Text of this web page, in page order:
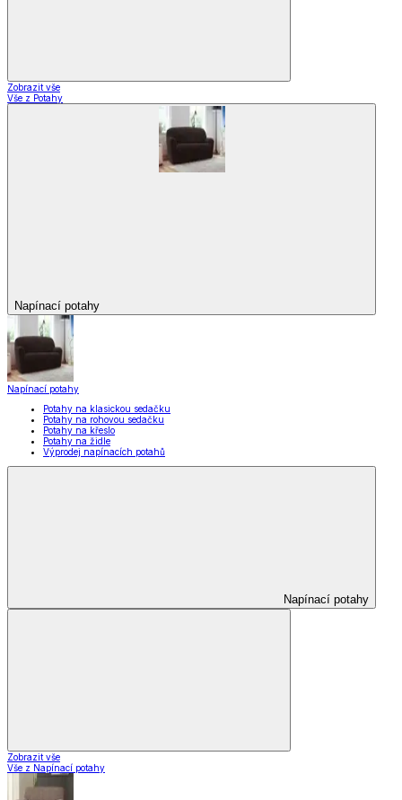
Zobrazit vše
Vše z Potahy
Napínací potahy
Napínací potahy
Potahy na klasickou sedačku
Potahy na rohovou sedačku
Potahy na křeslo
Potahy na židle
Výprodej napínacích potahů
Napínací potahy
Zobrazit vše
Vše z Napínací potahy